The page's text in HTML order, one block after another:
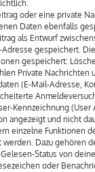
oder eine private
Daten ebenfalls
als Entwurf
Adresse gespeichert.
gespeichert:
Private Nachrichten
(E-Mail-Adresse,
Kennzeichnung (User
angezeigt und nicht
einzelne Funktionen
Dazu gehören
Status von
oder